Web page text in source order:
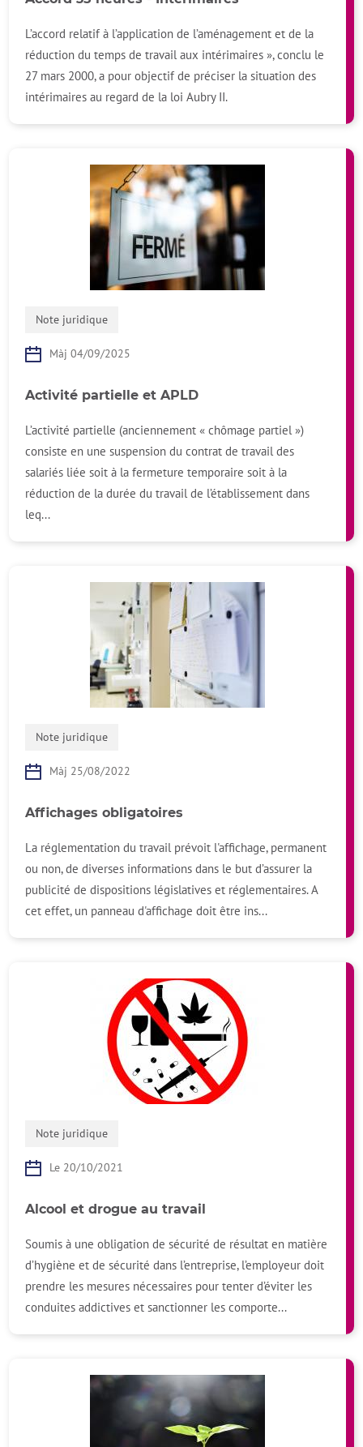
L’accord relatif à l’application de l’aménagement et de la
réduction du temps de travail aux intérimaires », conclu le
27 mars 2000, a pour objectif de préciser la situation des
intérimaires au regard de la loi Aubry II.
Note juridique
Màj 04/09/2025
Activité partielle et APLD
L’activité partielle (anciennement « chômage partiel »)
consiste en une suspension du contrat de travail des
salariés liée soit à la fermeture temporaire soit à la
réduction de la durée du travail de l’établissement dans
leq...
Note juridique
Màj 25/08/2022
Affichages obligatoires
La réglementation du travail prévoit l'affichage, permanent
ou non, de diverses informations dans le but d’assurer la
publicité de dispositions législatives et réglementaires. A
cet effet, un panneau d'affichage doit être ins...
Note juridique
Le 20/10/2021
Alcool et drogue au travail
Soumis à une obligation de sécurité de résultat en matière
d’hygiène et de sécurité dans l’entreprise, l’employeur doit
prendre les mesures nécessaires pour tenter d’éviter les
conduites addictives et sanctionner les comporte...